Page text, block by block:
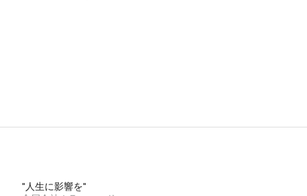
"人生に影響を"